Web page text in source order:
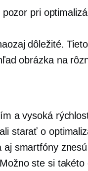
pri
dôležité.
obrázka na
avysoká
starať o
aj smartfóny znesú
ste si takéto